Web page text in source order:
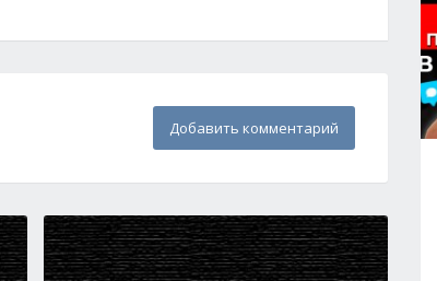
Добавить комментарий